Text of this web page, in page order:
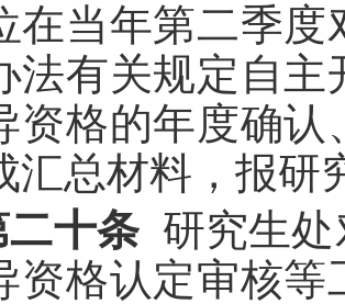
在当年第二季
法有关规定自
资格的年度确
汇总材料，报研
二十条 研究生
资格认定审核